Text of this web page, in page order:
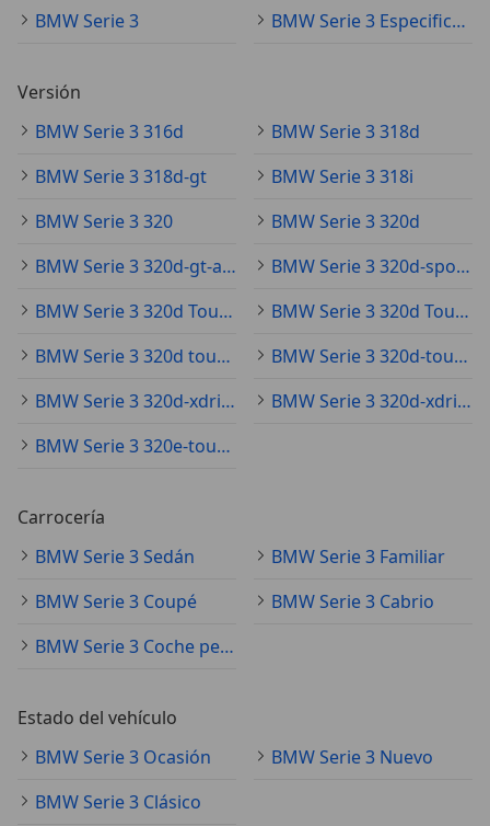
BMW Serie 3 BMW Serie 3 Especificaciones técnicas
Versión
BMW Serie 3 316d
BMW Serie 3 318d
BMW Serie 3 318d-gt
BMW Serie 3 318i
BMW Serie 3 320
BMW Serie 3 320d
BMW Serie 3 320d-gt-aut
BMW Serie 3 320d-sport-aut
BMW Serie 3 320d Touring
BMW Serie 3 320d Touring G21
BMW Serie 3 320d touring M
BMW Serie 3 320d-touring-xdrive-aut
BMW Serie 3 320d-xdrive-aut
BMW Serie 3 320d-xdrive-aut.
BMW Serie 3 320e-touring
Carrocería
BMW Serie 3 Sedán
BMW Serie 3 Familiar
BMW Serie 3 Coupé
BMW Serie 3 Cabrio
BMW Serie 3 Coche pequeño
Estado del vehículo
BMW Serie 3 Ocasión
BMW Serie 3 Nuevo
BMW Serie 3 Clásico